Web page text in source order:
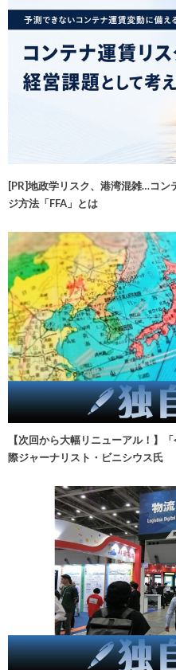
[PR]地政学リスク、港湾混雑…コン
ジ方法「FFA」とは
【次回から大幅リニューアル！】
際ジャーナリスト・ビニシウス氏